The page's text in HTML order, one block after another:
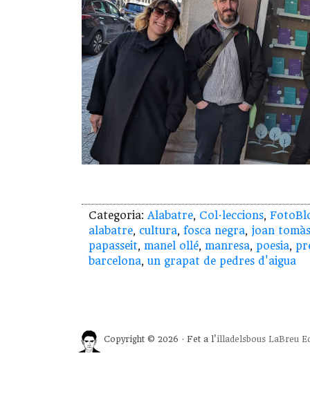
Categoria: Alabatre, Col·leccions,
alabatre, cultura, fosca negra, joan
papasseit, manel ollé, manresa, poesia,
barcelona, un grapat de pedres d'aigua
Copyright © 2026 · Fet a l'illadelsbous LaBreu